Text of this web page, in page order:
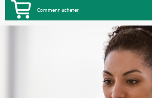
Comment acheter